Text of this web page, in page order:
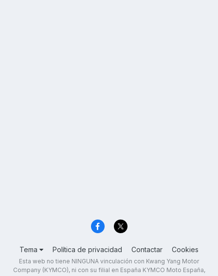
Tema Política de privacidad Contactar Cookies
Esta web no tiene NINGUNA vinculación con Kwang Yang Motor
Company (KYMCO), ni con su filial en España KYMCO Moto España,